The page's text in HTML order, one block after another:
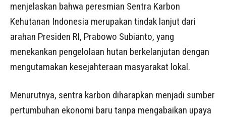
menjelaskan bahwa peresmian Sentra Karbon
Kehutanan Indonesia merupakan tindak lanjut dari
arahan Presiden RI, Prabowo Subianto, yang
menekankan pengelolaan hutan berkelanjutan dengan
mengutamakan kesejahteraan masyarakat lokal.
Menurutnya, sentra karbon diharapkan menjadi sumber
pertumbuhan ekonomi baru tanpa mengabaikan upaya